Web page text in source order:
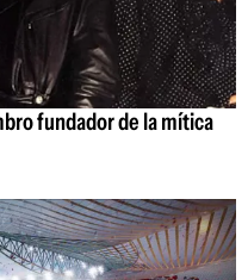
fundador de la mítica